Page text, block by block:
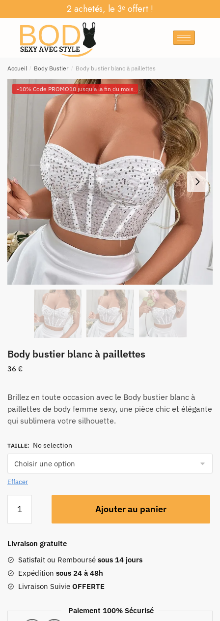
2 achetés, le 3ᵉ offert !
Accueil / Body Bustier / Body bustier blanc à paillettes
-10% Code PROMO10 jusqu'a la fin du mois
Body bustier blanc à paillettes
36 €
Brillez en toute occasion avec le Body bustier blanc à
paillettes de body femme sexy, une pièce chic et élégante
qui sublimera votre silhouette.
TAILLE: No selection
Effacer
Ajouter au panier
Livraison gratuite
Satisfait ou Remboursé sous 14 jours
Expédition sous 24 à 48h
Livraison Suivie OFFERTE
Paiement 100% Sécurisé